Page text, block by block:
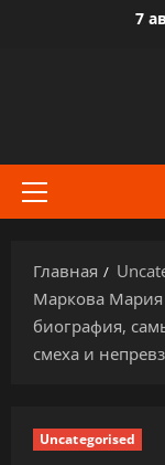
7
Основное
Главная
Маркова Мария
биография,
смеха и
Uncategorised